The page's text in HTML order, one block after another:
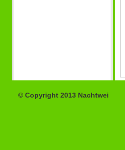
© Copyright 2013 Nachtwei